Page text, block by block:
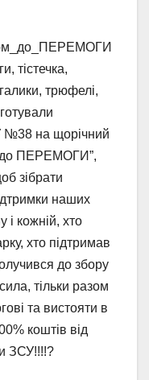
тістечка,
трюфелі,
№38 на щорічний
до ПЕРЕМОГИ”,
зібрати
наших
і кожній, хто
хто підтримав
до збору
тільки разом
та вистояти в
коштів від
ЗСУ!!!!?